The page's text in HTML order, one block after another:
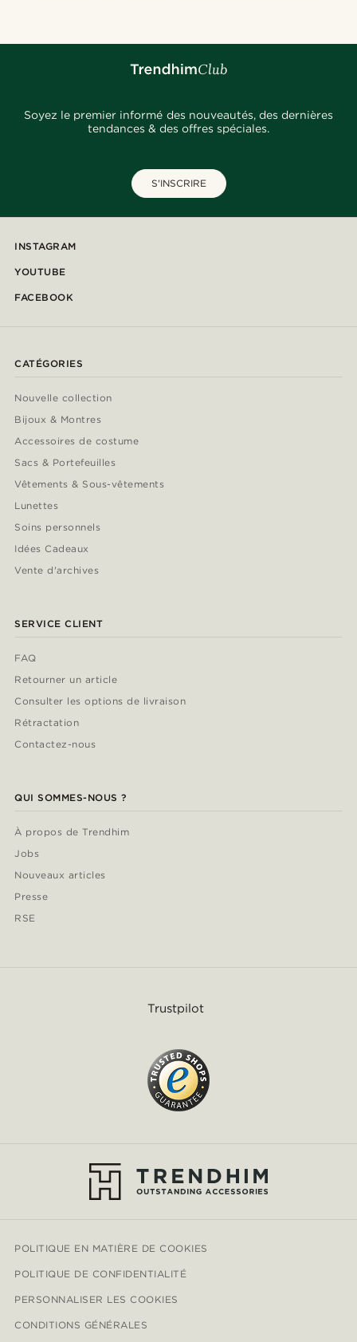
Soyez le premier informé des nouveautés, des dernières
tendances & des offres spéciales.
S'INSCRIRE
INSTAGRAM
YOUTUBE
FACEBOOK
CATÉGORIES
Nouvelle collection
Bijoux & Montres
Accessoires de costume
Sacs & Portefeuilles
Vêtements & Sous-vêtements
Lunettes
Soins personnels
Idées Cadeaux
Vente d'archives
SERVICE CLIENT
FAQ
Retourner un article
Consulter les options de livraison
Rétractation
Contactez-nous
QUI SOMMES-NOUS ?
À propos de Trendhim
Jobs
Nouveaux articles
Presse
RSE
Trustpilot
POLITIQUE EN MATIÈRE DE COOKIES
POLITIQUE DE CONFIDENTIALITÉ
PERSONNALISER LES COOKIES
CONDITIONS GÉNÉRALES